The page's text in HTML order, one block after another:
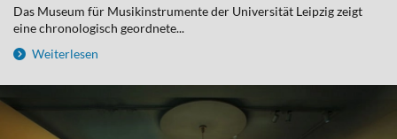
Das Museum für Musikinstrumente der Universität Leipzig zeigt
eine chronologisch geordnete...
Weiterlesen